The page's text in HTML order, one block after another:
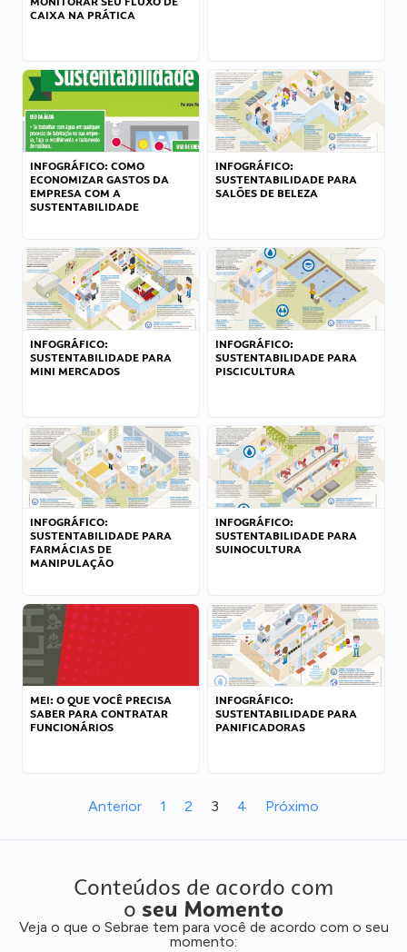
CAIXA NA PRÁTICA
INFOGRÁFICO: COMO
ECONOMIZAR GASTOS DA
EMPRESA COM A
SUSTENTABILIDADE
INFOGRÁFICO:
SUSTENTABILIDADE PARA
SALÕES DE BELEZA
INFOGRÁFICO:
SUSTENTABILIDADE PARA
MINI MERCADOS
INFOGRÁFICO:
SUSTENTABILIDADE PARA
PISCICULTURA
INFOGRÁFICO:
SUSTENTABILIDADE PARA
FARMÁCIAS DE
MANIPULAÇÃO
INFOGRÁFICO:
SUSTENTABILIDADE PARA
SUINOCULTURA
MEI: O QUE VOCÊ PRECISA
SABER PARA CONTRATAR
FUNCIONÁRIOS
INFOGRÁFICO:
SUSTENTABILIDADE PARA
PANIFICADORAS
Anterior 1 2 3 4 Próximo
Conteúdos de acordo com
o seu Momento
Veja o que o Sebrae tem para você de acordo com o seu
momento: